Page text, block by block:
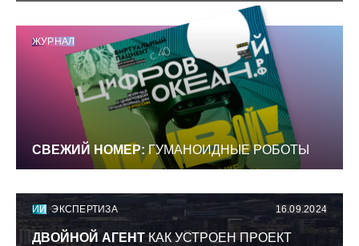
ЖУРНАЛ
СВЕЖИЙ НОМЕР: ГУМАНОИДНЫЕ РОБОТЫ
ИИ ЭКСПЕРТИЗА 16.09.2024
ДВОЙНОЙ АГЕНТКАК УСТРОЕН ПРОЕКТ